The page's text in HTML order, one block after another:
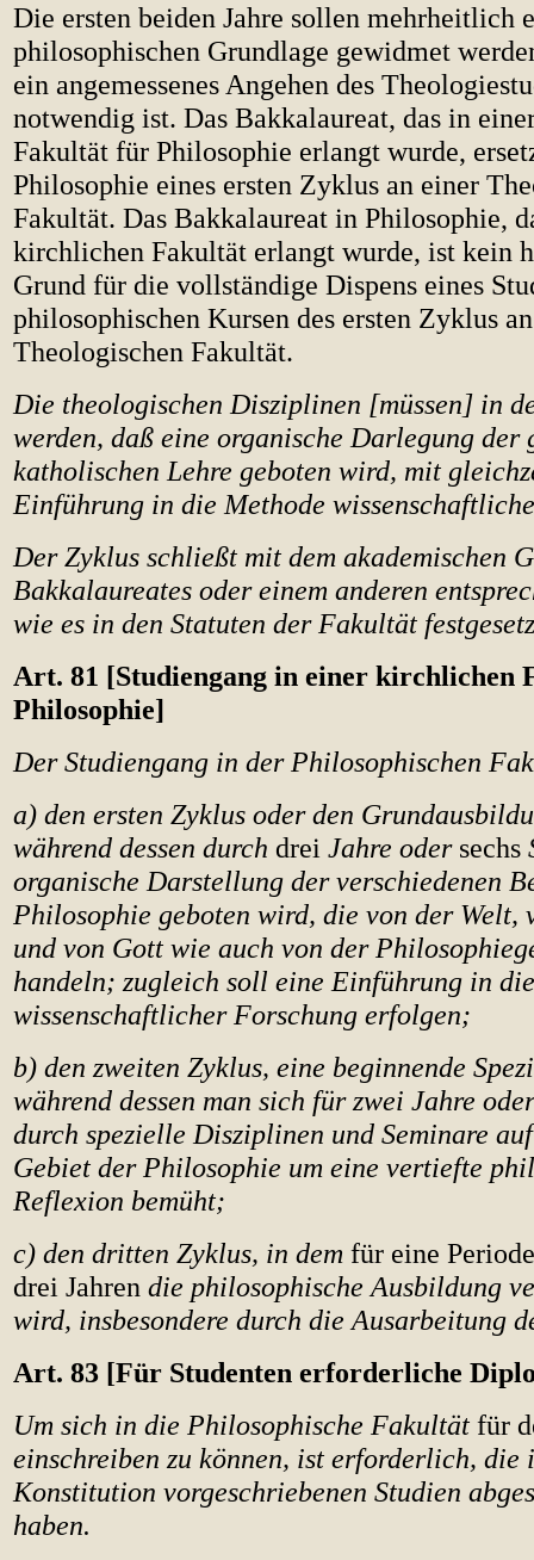
Die ersten beiden Jahre sollen mehrheitlich
philosophischen Grundlage gewidmet
ein angemessenes Angehen des
notwendig ist. Das Bakkalaureat, das in
Fakultät für Philosophie erlangt wurde,
Philosophie eines ersten Zyklus an einer
Fakultät. Das Bakkalaureat in Philosophie,
kirchlichen Fakultät erlangt wurde, ist kein
Grund für die vollständige Dispens eines
philosophischen Kursen des ersten Zyklus
Theologischen Fakultät.
Die theologischen Disziplinen [müssen] in
werden, daß eine organische Darlegung der
katholischen Lehre geboten wird, mit
Einführung in die Methode
Der Zyklus schließt mit dem akademischen
Bakkalaureates oder einem anderen
wie es in den Statuten der Fakultät
Art. 81 [Studiengang in einer kirchlichen
Philosophie]
Der Studiengang in der Philosophischen
a) den ersten Zyklus oder den
während dessen durch drei Jahre oder sechs
organische Darstellung der verschiedenen
Philosophie geboten wird, die von der Welt,
und von Gott wie auch von der
handeln; zugleich soll eine Einführung in
wissenschaftlicher Forschung erfolgen;
b) den zweiten Zyklus, eine beginnende
während dessen man sich für zwei Jahre
durch spezielle Disziplinen und Seminare
Gebiet der Philosophie um eine vertiefte
Reflexion bemüht;
c) den dritten Zyklus, in dem für eine
drei Jahren die philosophische Ausbildung
wird, insbesondere durch die Ausarbeitung
Art. 83 [Für Studenten erforderliche
Um sich in die Philosophische Fakultät für
einschreiben zu können, ist erforderlich, die
Konstitution vorgeschriebenen Studien
haben.